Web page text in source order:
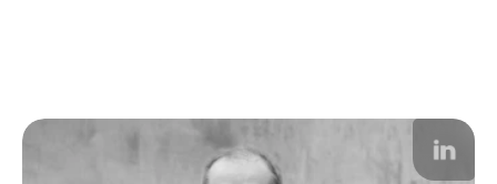
byznys v souvislostech